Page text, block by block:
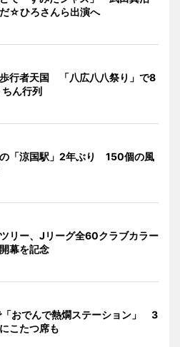
☆ひろさんら出演へ
行者天国 「八広八八祭り」で8
ん行列
「涼国駅」2年ぶり 150個の風
リー、Jリーグ全60クラブカラー
幕を記念
「おでんで熱燗ステーション」 3
こたつ席も